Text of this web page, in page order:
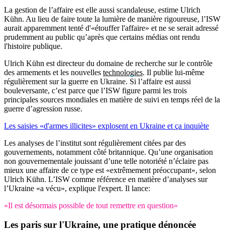
La gestion de l’affaire est elle aussi scandaleuse, estime Ulrich
Kühn. Au lieu de faire toute la lumière de manière rigoureuse, l’ISW
aurait apparemment tenté d'«étouffer l'affaire» et ne se serait adressé
prudemment au public qu’après que certains médias ont rendu
l'histoire publique.
Ulrich Kühn est directeur du domaine de recherche sur le contrôle
des armements et les nouvelles technologies. Il publie lui-même
régulièrement sur la guerre en Ukraine. Si l’affaire est aussi
bouleversante, c’est parce que l’ISW figure parmi les trois
principales sources mondiales en matière de suivi en temps réel de la
guerre d’agression russe.
Les saisies «d'armes illicites» explosent en Ukraine et ça inquiète
Les analyses de l’institut sont régulièrement citées par des
gouvernements, notamment côté britannique. Qu’une organisation
non gouvernementale jouissant d’une telle notoriété n’éclaire pas
mieux une affaire de ce type est «extrêmement préoccupant», selon
Ulrich Kühn. L’ISW comme référence en matière d’analyses sur
l’Ukraine «a vécu», explique l'expert. Il lance:
«Il est désormais possible de tout remettre en question»
Les paris sur l'Ukraine, une pratique dénoncée